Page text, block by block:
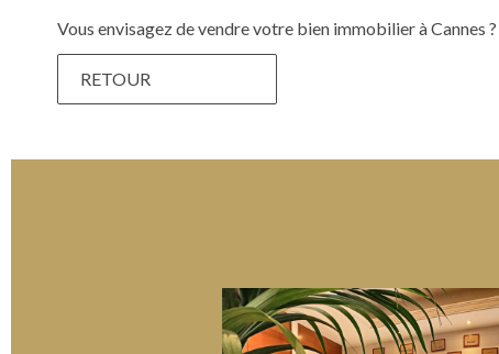
Vous envisagez de vendre votre bien immobilier à Cannes ?
RETOUR